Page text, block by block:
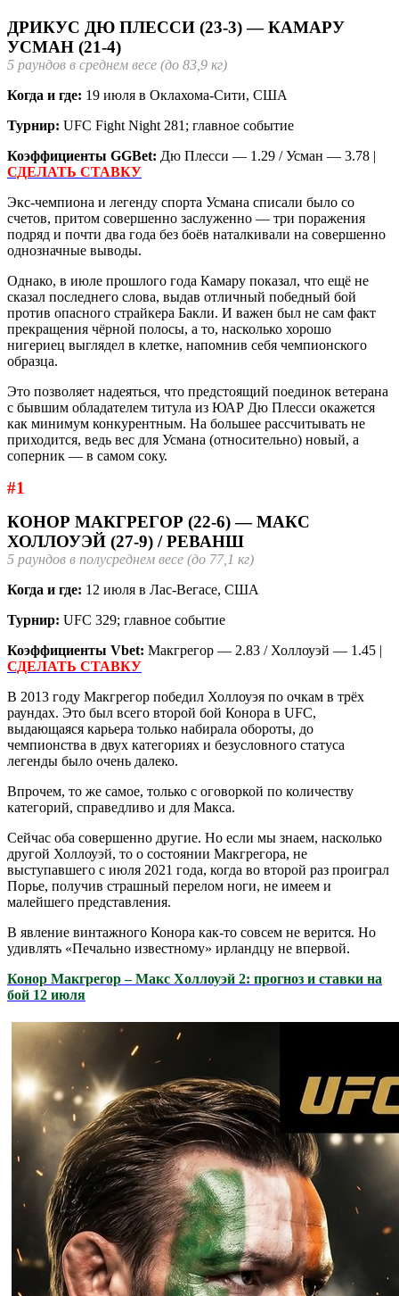
ДРИКУС ДЮ ПЛЕССИ (23-3) — КАМАРУ
УСМАН (21-4)
5 раундов в среднем весе (до 83,9 кг)
Когда и где: 19 июля в Оклахома-Сити, США
Турнир: UFC Fight Night 281; главное событие
Коэффициенты GGBet: Дю Плесси — 1.29 / Усман — 3.78 |
СДЕЛАТЬ СТАВКУ
Экс-чемпиона и легенду спорта Усмана списали было со
счетов, притом совершенно заслуженно — три поражения
подряд и почти два года без боёв наталкивали на совершенно
однозначные выводы.
Однако, в июле прошлого года Камару показал, что ещё не
сказал последнего слова, выдав отличный победный бой
против опасного страйкера Бакли. И важен был не сам факт
прекращения чёрной полосы, а то, насколько хорошо
нигериец выглядел в клетке, напомнив себя чемпионского
образца.
Это позволяет надеяться, что предстоящий поединок ветерана
с бывшим обладателем титула из ЮАР Дю Плесси окажется
как минимум конкурентным. На большее рассчитывать не
приходится, ведь вес для Усмана (относительно) новый, а
соперник — в самом соку.
#1
КОНОР МАКГРЕГОР (22-6) — МАКС
ХОЛЛОУЭЙ (27-9) / РЕВАНШ
5 раундов в полусреднем весе (до 77,1 кг)
Когда и где: 12 июля в Лас-Вегасе, США
Турнир: UFC 329; главное событие
Коэффициенты Vbet: Макгрегор — 2.83 / Холлоуэй — 1.45 |
СДЕЛАТЬ СТАВКУ
В 2013 году Макгрегор победил Холлоуэя по очкам в трёх
раундах. Это был всего второй бой Конора в UFC,
выдающаяся карьера только набирала обороты, до
чемпионства в двух категориях и безусловного статуса
легенды было очень далеко.
Впрочем, то же самое, только с оговоркой по количеству
категорий, справедливо и для Макса.
Сейчас оба совершенно другие. Но если мы знаем, насколько
другой Холлоуэй, то о состоянии Макгрегора, не
выступавшего с июля 2021 года, когда во второй раз проиграл
Порье, получив страшный перелом ноги, не имеем и
малейшего представления.
В явление винтажного Конора как-то совсем не верится. Но
удивлять «Печально известному» ирландцу не впервой.
Конор Макгрегор – Макс Холлоуэй 2: прогноз и ставки на
бой 12 июля